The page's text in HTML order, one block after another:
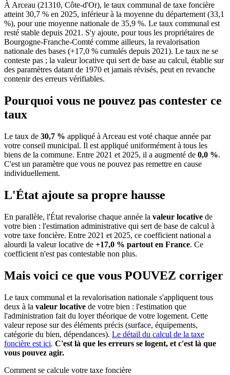
À Arceau (21310, Côte-d'Or), le taux communal de taxe foncière
atteint 30,7 % en 2025, inférieur à la moyenne du département (33,1
%), pour une moyenne nationale de 35,9 %. Le taux communal est
resté stable depuis 2021. S'y ajoute, pour tous les propriétaires de
Bourgogne-Franche-Comté comme ailleurs, la revalorisation
nationale des bases (+17,0 % cumulés depuis 2021). Le taux ne se
conteste pas ; la valeur locative qui sert de base au calcul, établie sur
des paramètres datant de 1970 et jamais révisés, peut en revanche
contenir des erreurs vérifiables.
Pourquoi vous ne pouvez pas contester ce
taux
Le taux de 30,7 % appliqué à Arceau est voté chaque année par
votre conseil municipal. Il est appliqué uniformément à tous les
biens de la commune. Entre 2021 et 2025, il a augmenté de 0,0 %.
C'est un paramètre que vous ne pouvez pas remettre en cause
individuellement.
L'État ajoute sa propre hausse
En parallèle, l'État revalorise chaque année la valeur locative de
votre bien : l'estimation administrative qui sert de base de calcul à
votre taxe foncière. Entre 2021 et 2025, ce coefficient national a
alourdi la valeur locative de +17,0 % partout en France. Ce
coefficient n'est pas contestable non plus.
Mais voici ce que vous POUVEZ corriger
Le taux communal et la revalorisation nationale s'appliquent tous
deux à la valeur locative de votre bien : l'estimation que
l'administration fait du loyer théorique de votre logement. Cette
valeur repose sur des éléments précis (surface, équipements,
catégorie du bien, dépendances). Le détail du calcul de la taxe
foncière est ici. C'est là que les erreurs se logent, et c'est là que
vous pouvez agir.
Comment se calcule votre taxe foncière